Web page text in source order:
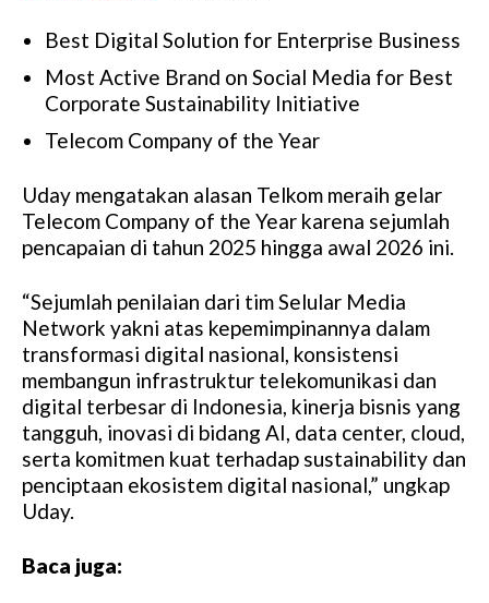
Best Digital Solution for Enterprise Business
Most Active Brand on Social Media for Best
Corporate Sustainability Initiative
Telecom Company of the Year
Uday mengatakan alasan Telkom meraih gelar
Telecom Company of the Year karena sejumlah
pencapaian di tahun 2025 hingga awal 2026 ini.
“Sejumlah penilaian dari tim Selular Media
Network yakni atas kepemimpinannya dalam
transformasi digital nasional, konsistensi
membangun infrastruktur telekomunikasi dan
digital terbesar di Indonesia, kinerja bisnis yang
tangguh, inovasi di bidang AI, data center, cloud,
serta komitmen kuat terhadap sustainability dan
penciptaan ekosistem digital nasional,” ungkap
Uday.
Baca juga: